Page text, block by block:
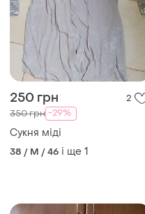
250 грн 2
350 грн -29%
Сукня міді
38 / M / 46 і ще 1